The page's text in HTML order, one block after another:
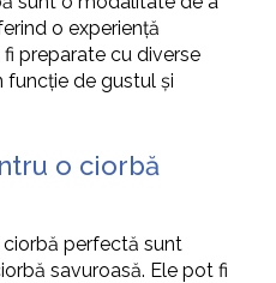
o experiență
preparate cu diverse
funcție de gustul și
o ciorbă
perfectă sunt
savuroasă. Ele pot fi